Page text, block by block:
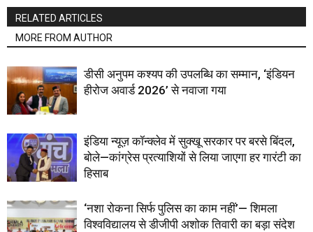
RELATED ARTICLES
MORE FROM AUTHOR
डीसी अनुपम कश्यप की उपलब्धि का सम्मान, ‘इंडियन
हीरोज अवार्ड 2026’ से नवाजा गया
इंडिया न्यूज़ कॉन्क्लेव में सुक्खू सरकार पर बरसे बिंदल,
बोले—कांग्रेस प्रत्याशियों से लिया जाएगा हर गारंटी का
हिसाब
‘नशा रोकना सिर्फ पुलिस का काम नहीं’— शिमला
विश्वविद्यालय से डीजीपी अशोक तिवारी का बड़ा संदेश